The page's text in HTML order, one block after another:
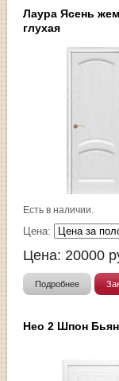
Лаура Ясень
глухая
Есть в наличии.
Цена:
Цена: 20000
Подробнее
Нео 2 Шпон